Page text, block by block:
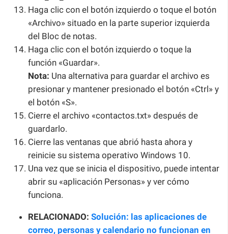
Haga clic con el botón izquierdo o toque el botón
«Archivo» situado en la parte superior izquierda
del Bloc de notas.
Haga clic con el botón izquierdo o toque la
función «Guardar».
Nota: Una alternativa para guardar el archivo es
presionar y mantener presionado el botón «Ctrl» y
el botón «S».
Cierre el archivo «contactos.txt» después de
guardarlo.
Cierre las ventanas que abrió hasta ahora y
reinicie su sistema operativo Windows 10.
Una vez que se inicia el dispositivo, puede intentar
abrir su «aplicación Personas» y ver cómo
funciona.
RELACIONADO: Solución: las aplicaciones de
correo, personas y calendario no funcionan en